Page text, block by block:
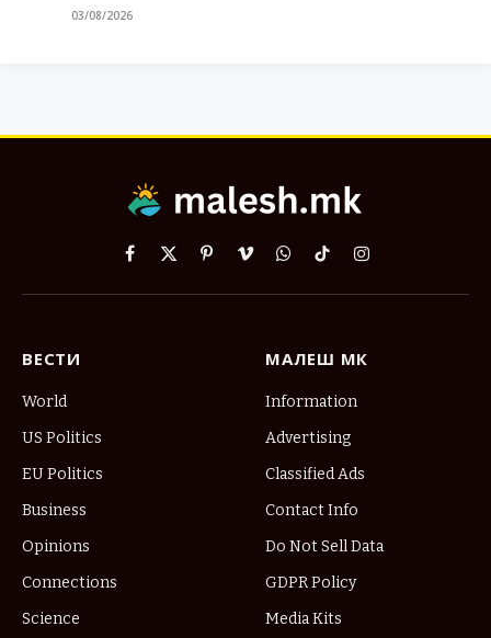
03/08/2026
Facebook
X
PinterestVimeoWhatsApp
TikTokInstagram
ВЕСТИ
World
US Politics
EU Politics
Business
Opinions
Connections
Science
МАЛЕШ МК
Information
Advertising
Classified Ads
Contact Info
Do Not Sell Data
GDPR Policy
Media Kits